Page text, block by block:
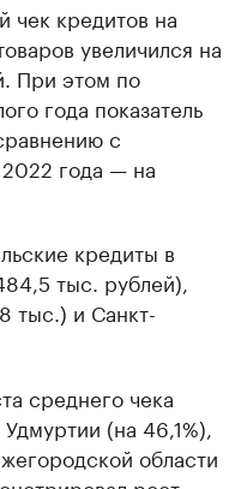
чек кредитов на
увеличился на
При этом по
года показатель
с
года — на
кредиты в
тыс. рублей),
тыс.) и Санкт-
среднего чека
(на 46,1%),
области